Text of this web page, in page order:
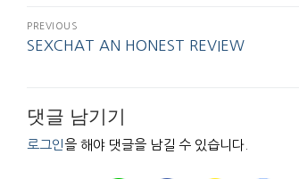
PREVIOUS
SEXCHAT AN HONEST REVIEW
댓글 남기기
로그인을 해야 댓글을 남길 수 있습니다.